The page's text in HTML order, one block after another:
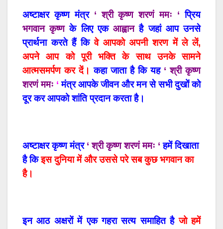
अष्टाक्षर कृष्ण मंत्र ‘ श्री कृष्ण शरणं ममः ‘ प्रिय
भगवान कृष्णके लिए एकआह्वानहै जहां आप उनसे
प्रार्थना करते हैं किवे आपको अपनी शरण में ले लें,
अपने आप को पूरी भक्ति के साथ उनके सामने
आत्मसमर्पण कर दें। कहा जाता है कि यह ‘ श्री कृष्ण
शरणं ममः ‘ मंत्र आपके जीवन और मन से सभी दुखों को
दूर कर आपको शांति प्रदान करता है।
अष्टाक्षर कृष्ण मंत्र‘ श्री कृष्ण शरणं ममः ‘हमें दिखाता
है किइस दुनिया में और उससे परे सब कुछ भगवान का
है।
इन आठ अक्षरों में एक गहरा सत्य समाहित हैजो हमें